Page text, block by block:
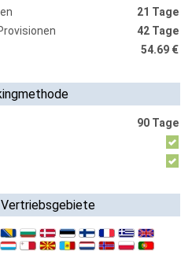
21 Tage
42 Tage
54.69 €
90 Tage